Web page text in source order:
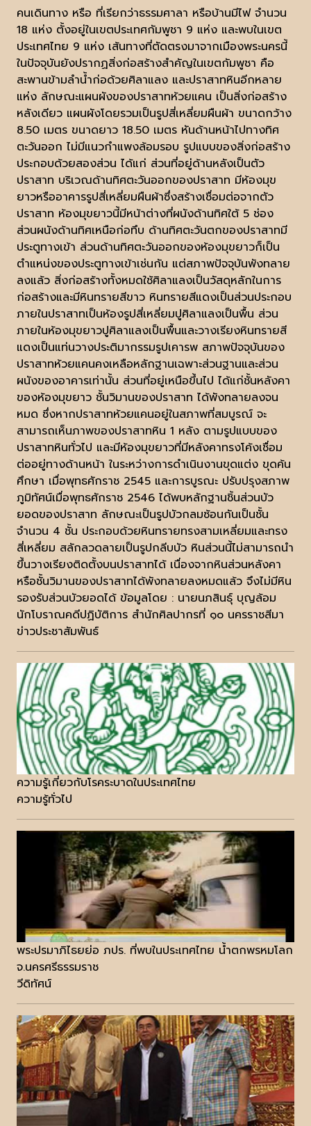
คนเดินทาง หรือ ที่เรียกว่าธรรมศาลา หรือบ้านมีไฟ จำนวน
18 แห่ง ตั้งอยู่ในเขตประเทศกัมพูชา 9 แห่ง และพบในเขต
ประเทศไทย 9 แห่ง เส้นทางที่ตัดตรงมาจากเมืองพระนครนี้
ในปัจจุบันยังปรากฏสิ่งก่อสร้างสำคัญในเขตกัมพูชา คือ
สะพานข้ามลำน้ำก่อด้วยศิลาแลง และปราสาทหินอีกหลาย
แห่ง ลักษณะแผนผังของปราสาทห้วยแคน เป็นสิ่งก่อสร้าง
หลังเดียว แผนผังโดยรวมเป็นรูปสี่เหลี่ยมผืนผ้า ขนาดกว้าง
8.50 เมตร ขนาดยาว 18.50 เมตร หันด้านหน้าไปทางทิศ
ตะวันออก ไม่มีแนวกำแพงล้อมรอบ รูปแบบของสิ่งก่อสร้าง
ประกอบด้วยสองส่วน ได้แก่ ส่วนที่อยู่ด้านหลังเป็นตัว
ปราสาท บริเวณด้านทิศตะวันออกของปราสาท มีห้องมุข
ยาวหรืออาคารรูปสี่เหลี่ยมผืนผ้าซึ่งสร้างเชื่อมต่อจากตัว
ปราสาท ห้องมุขยาวนี้มีหน้าต่างที่ผนังด้านทิศใต้ 5 ช่อง
ส่วนผนังด้านทิศเหนือก่อทึบ ด้านทิศตะวันตกของปราสาทมี
ประตูทางเข้า ส่วนด้านทิศตะวันออกของห้องมุขยาวก็เป็น
ตำแหน่งของประตูทางเข้าเช่นกัน แต่สภาพปัจจุบันพังทลาย
ลงแล้ว สิ่งก่อสร้างทั้งหมดใช้ศิลาแลงเป็นวัสดุหลักในการ
ก่อสร้างและมีหินทรายสีขาว หินทรายสีแดงเป็นส่วนประกอบ
ภายในปราสาทเป็นห้องรูปสี่เหลี่ยมปูศิลาแลงเป็นพื้น ส่วน
ภายในห้องมุขยาวปูศิลาแลงเป็นพื้นและวางเรียงหินทรายสี
แดงเป็นแท่นวางประติมากรรมรูปเคารพ สภาพปัจจุบันของ
ปราสาทห้วยแคนคงเหลือหลักฐานเฉพาะส่วนฐานและส่วน
ผนังของอาคารเท่านั้น ส่วนที่อยู่เหนือขึ้นไป ได้แก่ชั้นหลังคา
ของห้องมุขยาว ชั้นวิมานของปราสาท ได้พังทลายลงจน
หมด ซึ่งหากปราสาทห้วยแคนอยู่ในสภาพที่สมบูรณ์ จะ
สามารถเห็นภาพของปราสาทหิน 1 หลัง ตามรูปแบบของ
ปราสาทหินทั่วไป และมีห้องมุขยาวที่มีหลังคาทรงโค้งเชื่อม
ต่ออยู่ทางด้านหน้า ในระหว่างการดำเนินงานขุดแต่ง ขุดค้น
ศึกษา เมื่อพุทธศักราช 2545 และการบูรณะ ปรับปรุงสภาพ
ภูมิทัศน์เมื่อพุทธศักราช 2546 ได้พบหลักฐานชิ้นส่วนบัว
ยอดของปราสาท ลักษณะเป็นรูปบัวกลมซ้อนกันเป็นชั้น
จำนวน 4 ชั้น ประกอบด้วยหินทรายทรงสามเหลี่ยมและทรง
สี่เหลี่ยม สลักลวดลายเป็นรูปกลีบบัว หินส่วนนี้ไม่สามารถนำ
ขึ้นวางเรียงติดตั้งบนปราสาทได้ เนื่องจากหินส่วนหลังคา
หรือชั้นวิมานของปราสาทได้พังทลายลงหมดแล้ว จึงไม่มีหิน
รองรับส่วนบัวยอดได้ ข้อมูลโดย : นายนภสินธุ์ บุญล้อม
นักโบราณคดีปฏิบัติการ สำนักศิลปากรที่ ๑๐ นครราชสีมา
ข่าวประชาสัมพันธ์
ความรู้เกี่ยวกับโรคระบาดในประเทศไทย
ความรู้ทั่วไป
พระปรมาภิไธยย่อ ภปร. ที่พบในประเทศไทย น้ำตกพรหมโลก
จ.นครศรีธรรมราช
วีดิทัศน์